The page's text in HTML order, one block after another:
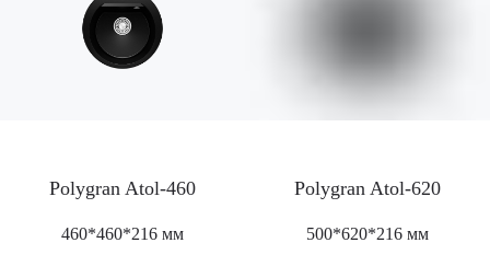
Polygran Atol-460
460*460*216 мм
Polygran Atol-620
500*620*216 мм